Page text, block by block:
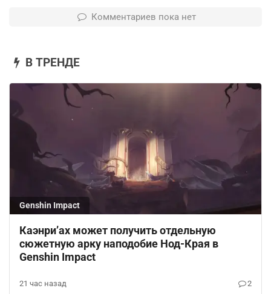
Комментариев пока нет
В ТРЕНДЕ
Genshin Impact
Каэнри’ах может получить отдельную
сюжетную арку наподобие Нод-Края в
Genshin Impact
21 час назад 2